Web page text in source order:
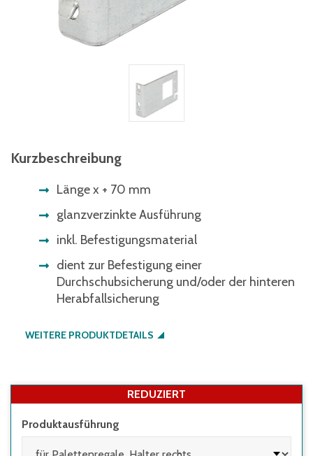
Kurzbeschreibung
Länge x + 70 mm
glanzverzinkte Ausführung
inkl. Befestigungsmaterial
dient zur Befestigung einer
Durchschubsicherung und/oder der hinteren
Herabfallsicherung
WEITERE PRODUKTDETAILS
REDUZIERT
Produktausführung